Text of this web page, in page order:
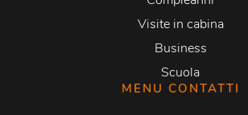
Visite in cabina
Business
Scuola
MENU CONTATTI